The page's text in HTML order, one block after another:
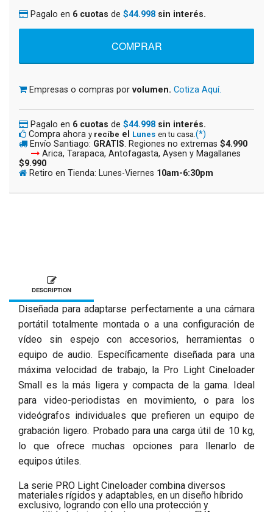
Pagalo en 6 cuotas de $44.998 sin interés.
Empresas o compras por volumen. Cotiza Aquí.
Pagalo en 6 cuotas de $44.998 sin interés.
Compra ahora y recíbe el Lunes en tu casa. (*)
Envío Santiago: GRATIS. Regiones no extremas $4.990
Arica, Tarapaca, Antofagasta, Aysen y Magallanes
$9.990
Retiro en Tienda: Lunes-Viernes 10am-6:30pm
DESCRIPTION
Diseñada para adaptarse perfectamente a una cámara
portátil totalmente montada o a una configuración de
vídeo sin espejo con accesorios, herramientas o
equipo de audio. Específicamente diseñada para una
máxima velocidad de trabajo, la Pro Light Cineloader
Small es la más ligera y compacta de la gama. Ideal
para video-periodistas en movimiento, o para los
videógrafos individuales que prefieren un equipo de
grabación ligero. Probado para una carga útil de 10 kg,
lo que ofrece muchas opciones para llenarlo de
equipos útiles.
La serie PRO Light Cineloader combina diversos
materiales rígidos y adaptables, en un diseño híbrido
exclusivo, logrando con ello una protección y